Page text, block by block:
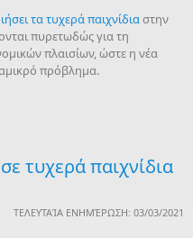
τα τυχερά παιχνίδιαστην
πυρετωδώς για τη
πλαισίων, ώστε η νέα
πρόβλημα.
τυχερά παιχνίδια
ΤΕΛΕΥΤΑΊΑ ΕΝΗΜΈΡΩΣΗ: 03/03/2021